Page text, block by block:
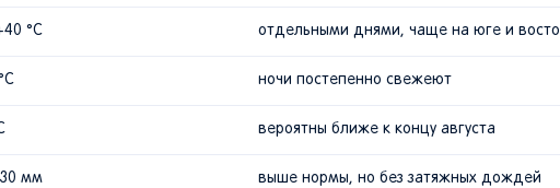
°C отдельными днями, чаще на юге и
ночи постепенно свежеют
вероятны ближе к концу августа
мм выше нормы, но без затяжных дождей